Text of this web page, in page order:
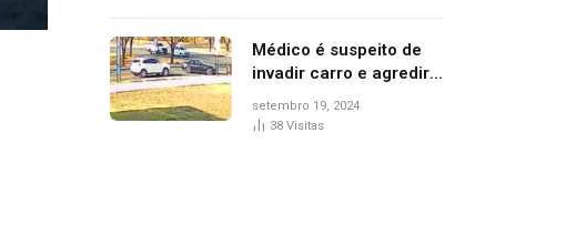
Médico é suspeito de
invadir carro e agredir
delegado aposentado
durante confusão no
setembro 19, 2024
38 Visitas